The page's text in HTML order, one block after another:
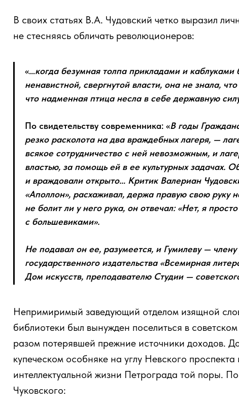
В своих статьях В.А. Чудовский четко выразил
не стесняясь обличать революционеров:
«…когда безумная толпа прикладами и
ненавистной, свергнутой власти, она не знала,
что надменная птица несла в себе державную
По свидетельству современника: «В годы
резко расколота на два враждебных лагеря, —
всякое сотрудничество с ней невозможным, и
властью, за помощь ей в ее культурных задачах.
и враждовали открыто… Критик Валериан
«Аполлон», расхаживал, держа правую свою руку
не болит ли у него рука, он отвечал: «Нет, я
с большевиками».
Не подавал он ее, разумеется, и Гумилеву —
государственного издательства «Всемирная
Дом искусств, преподавателю Студии —
Непримиримый заведующий отделом изящной
библиотеки был вынужден поселиться в
разом потерявшей прежние источники доходов.
купеческом особняке на углу Невского
интеллектуальной жизни Петрограда той поры.
Чуковского: